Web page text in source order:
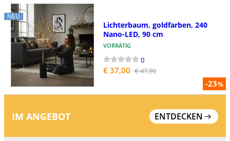
NEU
-23%
Lichterbaum, goldfarben, 240
Nano-LED, 90 cm
VORRÄTIG
0
€ 37,00 € 47,90
IM ANGEBOT ENTDECKEN